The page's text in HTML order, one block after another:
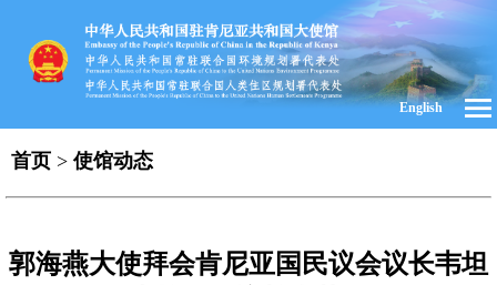
English
首页 > 使馆动态
郭海燕大使拜会肯尼亚国民议会议长韦坦